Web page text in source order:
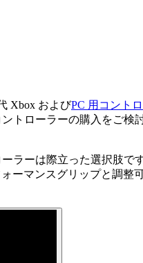
Xbox およびPC 用コント
トローラーの購入をご検
ラーは際立った選択肢で
ーマンスグリップと調整